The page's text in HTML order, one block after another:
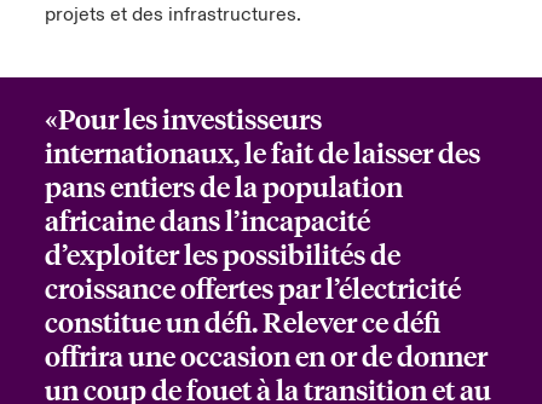
projets et des infrastructures.
«Pour les investisseurs
internationaux, le fait de laisser des
pans entiers de la population
africaine dans l’incapacité
d’exploiter les possibilités de
croissance offertes par l’électricité
constitue un défi. Relever ce défi
offrira une occasion en or de donner
un coup de fouet à la transition et au